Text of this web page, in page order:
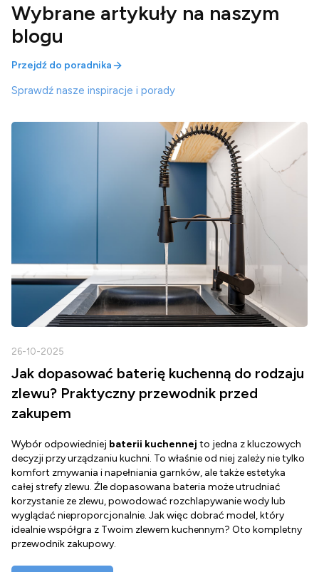
Wybrane artykuły na naszym
blogu
Przejdź do poradnika
Sprawdź nasze inspiracje i porady
26-10-2025
Jak dopasować baterię kuchenną do rodzaju
zlewu? Praktyczny przewodnik przed
zakupem
Wybór odpowiedniej baterii kuchennej to jedna z kluczowych
decyzji przy urządzaniu kuchni. To właśnie od niej zależy nie tylko
komfort zmywania i napełniania garnków, ale także estetyka
całej strefy zlewu. Źle dopasowana bateria może utrudniać
korzystanie ze zlewu, powodować rozchlapywanie wody lub
wyglądać nieproporcjonalnie. Jak więc dobrać model, który
idealnie współgra z Twoim zlewem kuchennym? Oto kompletny
przewodnik zakupowy.